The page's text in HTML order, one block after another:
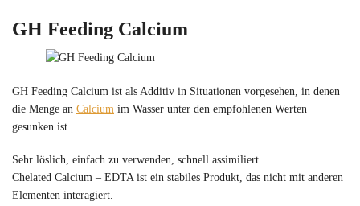
GH Feeding Calcium
GH Feeding Calcium ist als Additiv in Situationen vorgesehen, in denen
die Menge an Calcium im Wasser unter den empfohlenen Werten
gesunken ist.
Sehr löslich, einfach zu verwenden, schnell assimiliert.
Chelated Calcium – EDTA ist ein stabiles Produkt, das nicht mit anderen
Elementen interagiert.